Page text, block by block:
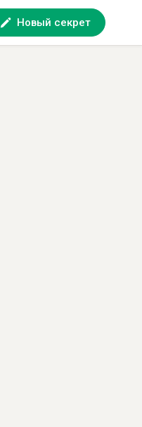
Новый секрет